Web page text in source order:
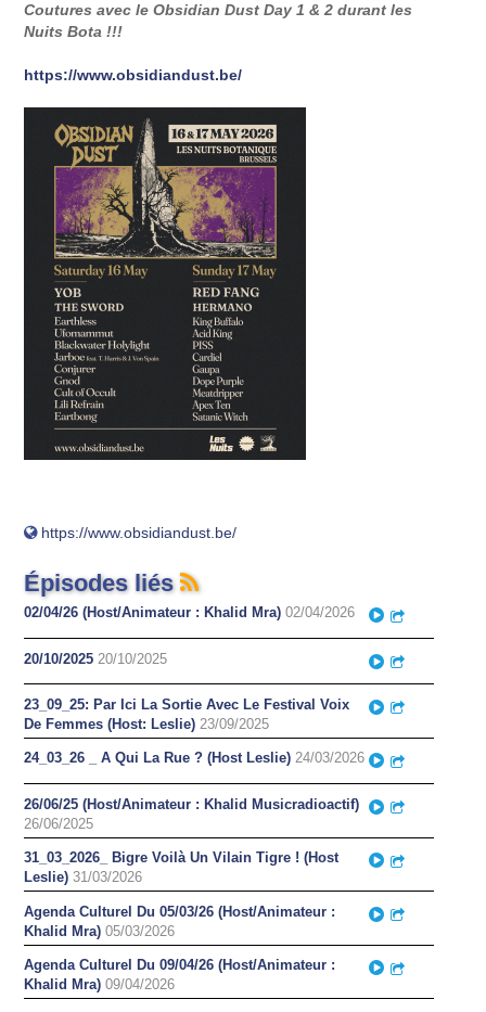
Coutures avec le Obsidian Dust Day 1 & 2 durant les
Nuits Bota !!!
https://www.obsidiandust.be/
https://www.obsidiandust.be/
Épisodes liés
02/04/26 (Host/Animateur : Khalid Mra) 02/04/2026 Play
20/10/2025 20/10/2025 Play
23_09_25: Par Ici La Sortie Avec Le Festival Voix
De Femmes (Host: Leslie) 23/09/2025
Play
24_03_26 _ A Qui La Rue ? (Host Leslie) 24/03/2026 Play
26/06/25 (Host/Animateur : Khalid Musicradioactif)
26/06/2025
Play
31_03_2026_ Bigre Voilà Un Vilain Tigre ! (Host
Leslie) 31/03/2026
Play
Agenda Culturel Du 05/03/26 (Host/Animateur :
Khalid Mra) 05/03/2026
Play
Agenda Culturel Du 09/04/26 (Host/Animateur :
Khalid Mra) 09/04/2026
Play